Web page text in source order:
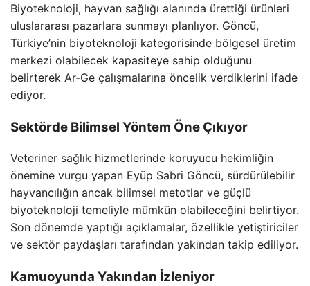
Biyoteknoloji, hayvan sağlığı alanında ürettiği ürünleri
uluslararası pazarlara sunmayı planlıyor. Göncü,
Türkiye’nin biyoteknoloji kategorisinde bölgesel üretim
merkezi olabilecek kapasiteye sahip olduğunu
belirterek Ar-Ge çalışmalarına öncelik verdiklerini ifade
ediyor.
Sektörde Bilimsel Yöntem Öne Çıkıyor
Veteriner sağlık hizmetlerinde koruyucu hekimliğin
önemine vurgu yapan Eyüp Sabri Göncü, sürdürülebilir
hayvancılığın ancak bilimsel metotlar ve güçlü
biyoteknoloji temeliyle mümkün olabileceğini belirtiyor.
Son dönemde yaptığı açıklamalar, özellikle yetiştiriciler
ve sektör paydaşları tarafından yakından takip ediliyor.
Kamuoyunda Yakından İzleniyor